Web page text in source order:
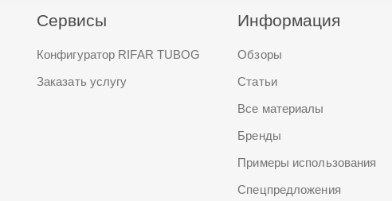
Сервисы
Конфигуратор RIFAR TUBOG
Заказать услугу
Информация
Обзоры
Статьи
Все материалы
Бренды
Примеры использования
Спецпредложения